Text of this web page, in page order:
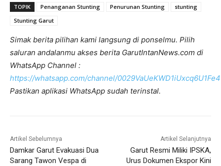
TOPIK Penanganan Stunting Penurunan Stunting
stunting
Stunting Garut
Simak berita pilihan kami langsung di ponselmu. Pilih
saluran andalanmu akses berita GarutIntanNews.com di
WhatsApp Channel :
https://whatsapp.com/channel/
Pastikan aplikasi WhatsApp sudah terinstal.
Artikel Sebelumnya
Damkar Garut Evakuasi Dua
Sarang Tawon Vespa di
Artikel Selanjutnya
Garut Resmi Miliki IPSKA,
Urus Dokumen Ekspor Kini